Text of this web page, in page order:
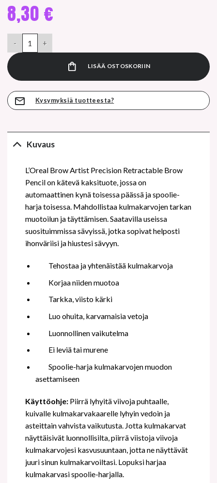
8,30 €
LISÄÄ OSTOSKORIIN
Kysymyksiä tuotteesta?
Kuvaus
L’Oreal Brow Artist Precision Retractable Brow
Pencil on kätevä kaksituote, jossa on
automaattinen kynä toisessa päässä ja spoolie-
harja toisessa. Mahdollistaa kulmakarvojen tarkan
muotoilun ja täyttämisen. Saatavilla useissa
suosituimmissa sävyissä, jotka sopivat helposti
ihonväriisi ja hiustesi sävyyn.
Tehostaa ja yhtenäistää kulmakarvoja
Korjaa niiden muotoa
Tarkka, viisto kärki
Luo ohuita, karvamaisia vetoja
Luonnollinen vaikutelma
Ei leviä tai murene
Spoolie-harja kulmakarvojen muodon
asettamiseen
Käyttöohje:Piirrä lyhyitä viivoja puhtaalle,
kuivalle kulmakarvakaarelle lyhyin vedoin ja
asteittain vahvista vaikutusta. Jotta kulmakarvat
näyttäisivät luonnollisilta, piirrä viistoja viivoja
kulmakarvojesi kasvusuuntaan, jotta ne näyttävät
juuri sinun kulmakarvoiltasi. Lopuksi harjaa
kulmakarvasi spoolie-harjalla.